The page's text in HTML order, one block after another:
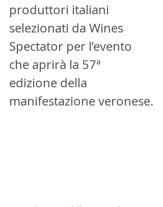
produttori italiani
selezionati da Wines
Spectator per l’evento
che aprirà la 57ª
edizione della
manifestazione veronese.